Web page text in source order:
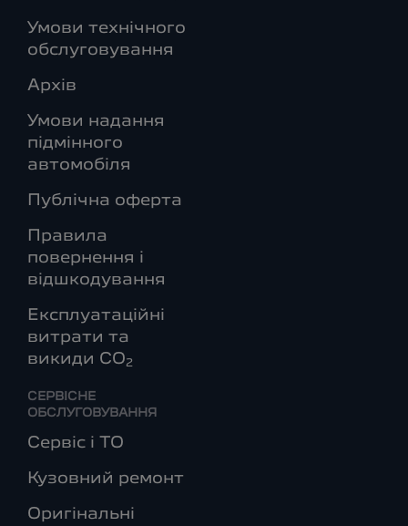
Умови технічного
обслуговування
Архів
Умови надання
підмінного
автомобіля
Публічна оферта
Правила
повернення і
відшкодування
Експлуатаційні
витрати та
викиди СО2
СЕРВІСНЕ
ОБСЛУГОВУВАННЯ
Сервіс і ТО
Кузовний ремонт
Оригінальні